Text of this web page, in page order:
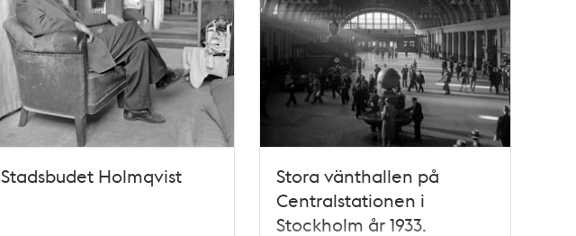
Stadsbudet Holmqvist
Stora vänthallen på
Centralstationen i
Stockholm år 1933.